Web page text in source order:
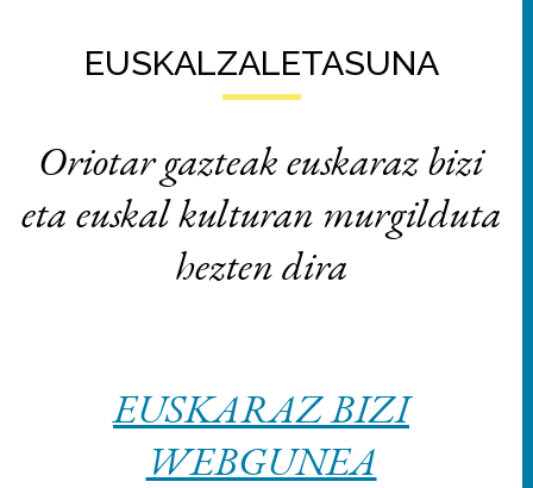
EUSKALZALETASUNA
Oriotar gazteak euskaraz bizi
eta euskal kulturan murgilduta
hezten dira
EUSKARAZ BIZI
WEBGUNEA